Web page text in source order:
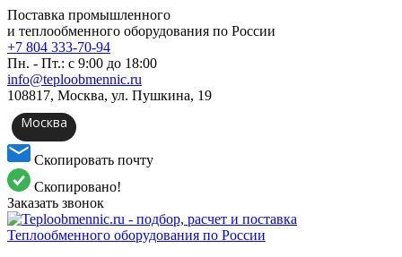
Поставка промышленного
и теплообменного оборудования по России
+7 804 333-70-94
Пн. - Пт.: с 9:00 до 18:00
info@teploobmennic.ru
108817, Москва, ул. Пушкина, 19
Москва
Скопировать почту
Скопировано!
Заказать звонок